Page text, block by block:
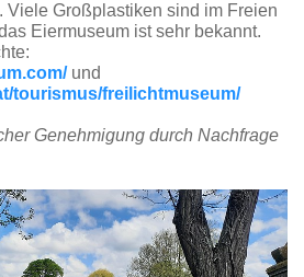
Viele Großplastiken sind im Freien
Eiermuseum ist sehr bekannt.
und
tourismus/freilichtmuseum/
Genehmigung durch Nachfrage